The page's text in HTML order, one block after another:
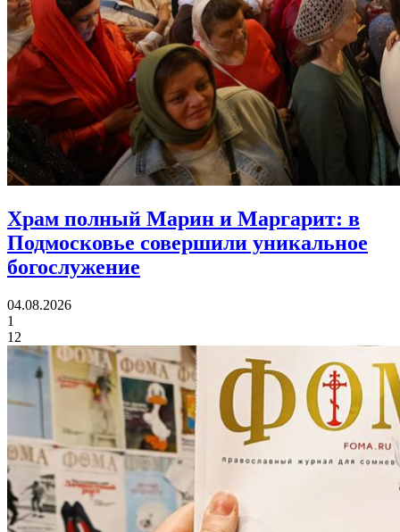
Храм полный Марин и Маргарит: в
Подмосковье совершили уникальное
богослужение
04.08.2026
1
12